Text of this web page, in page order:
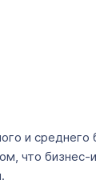
и среднего
что бизнес-